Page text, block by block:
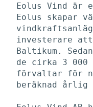
Eolus Vind är
Eolus skapar
investerare
Baltikum.
de cirka 3 000
förvaltar för
beräknad